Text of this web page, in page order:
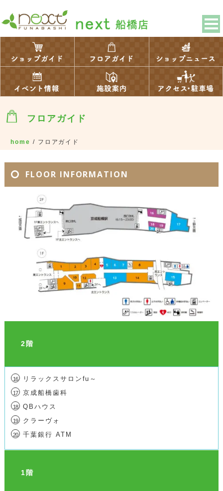
フロアガイド
home / フロアガイド
FLOOR INFORMATION
2階
16 リラックスサロンfu～
17 京成船橋歯科
18 QBハウス
19 クラーヴォ
20 千葉銀行 ATM
1階